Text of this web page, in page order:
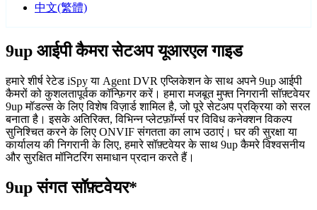
中文(繁體)
9up आईपी कैमरा सेटअप यूआरएल गाइड
हमारे शीर्ष रेटेड iSpy या Agent DVR एप्लिकेशन के साथ अपने 9up आईपी
कैमरों को कुशलतापूर्वक कॉन्फ़िगर करें। हमारा मजबूत मुफ्त निगरानी सॉफ़्टवेयर
9up मॉडल्स के लिए विशेष विज़ार्ड शामिल है, जो पूरे सेटअप प्रक्रिया को सरल
बनाता है। इसके अतिरिक्त, विभिन्न प्लेटफ़ॉर्म्स पर विविध कनेक्शन विकल्प
सुनिश्चित करने के लिए ONVIF संगतता का लाभ उठाएं। घर की सुरक्षा या
कार्यालय की निगरानी के लिए, हमारे सॉफ़्टवेयर के साथ 9up कैमरे विश्वसनीय
और सुरक्षित मॉनिटरिंग समाधान प्रदान करते हैं।
9up संगत सॉफ़्टवेयर*